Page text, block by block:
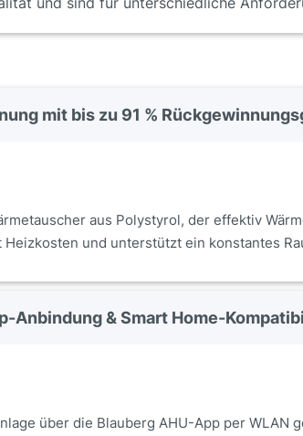
mit bis zu 91 %
aus Polystyrol, der effektiv
und unterstützt ein konstantes
Anbindung & Smart Home-
über die Blauberg AHU-App per